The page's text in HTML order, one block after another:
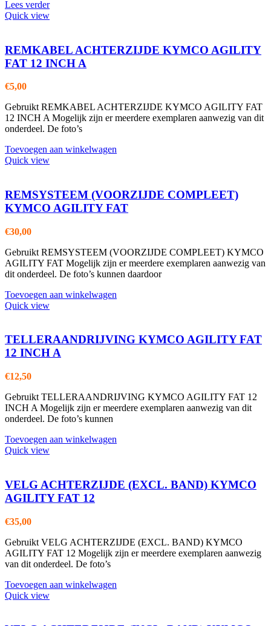
Lees verder
Quick view
REMKABEL ACHTERZIJDE KYMCO AGILITY
FAT 12 INCH A
€5,00
Gebruikt REMKABEL ACHTERZIJDE KYMCO AGILITY FAT
12 INCH A Mogelijk zijn er meerdere exemplaren aanwezig van dit
onderdeel. De foto’s
Toevoegen aan winkelwagen
Quick view
REMSYSTEEM (VOORZIJDE COMPLEET)
KYMCO AGILITY FAT
€30,00
Gebruikt REMSYSTEEM (VOORZIJDE COMPLEET) KYMCO
AGILITY FAT Mogelijk zijn er meerdere exemplaren aanwezig van
dit onderdeel. De foto’s kunnen daardoor
Toevoegen aan winkelwagen
Quick view
TELLERAANDRIJVING KYMCO AGILITY FAT
12 INCH A
€12,50
Gebruikt TELLERAANDRIJVING KYMCO AGILITY FAT 12
INCH A Mogelijk zijn er meerdere exemplaren aanwezig van dit
onderdeel. De foto’s kunnen
Toevoegen aan winkelwagen
Quick view
VELG ACHTERZIJDE (EXCL. BAND) KYMCO
AGILITY FAT 12
€35,00
Gebruikt VELG ACHTERZIJDE (EXCL. BAND) KYMCO
AGILITY FAT 12 Mogelijk zijn er meerdere exemplaren aanwezig
van dit onderdeel. De foto’s
Toevoegen aan winkelwagen
Quick view